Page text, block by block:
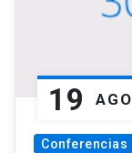
19 AGO
Conferencias